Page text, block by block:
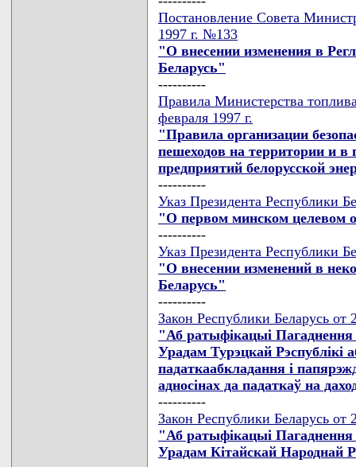
Постановление Совета
1997 г. №133
"О внесении изменения в
Беларусь"
----------
Правила Министерства
февраля 1997 г.
"Правила организации
пешеходов на территории и
предприятий белорусской
----------
Указ Президента Республики
"О первом минском целевом
----------
Указ Президента Республики
"О внесении изменений в
Беларусь"
----------
Закон Республики Беларусь
"Аб ратыфiкацыi Пагаднення
Урадам Турэцкай Рэспублiкi
падаткаабкладання i
адносiнах да падаткаў на
----------
Закон Республики Беларусь
"Аб ратыфiкацыi Пагаднення
Урадам Кiтайскай Народнай